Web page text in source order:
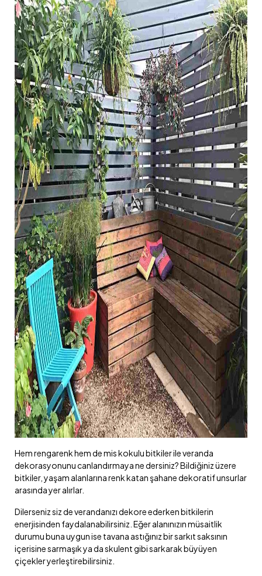
Hem rengarenk hem de mis kokulu bitkiler ile veranda
dekorasyonunu canlandırmaya ne dersiniz? Bildiğiniz üzere
bitkiler, yaşam alanlarına renk katan şahane dekoratif unsurlar
arasında yer alırlar.
Dilerseniz siz de verandanızı dekore ederken bitkilerin
enerjisinden faydalanabilirsiniz. Eğer alanınızın müsaitlik
durumu buna uygun ise tavana astığınız bir sarkıt saksının
içerisine sarmaşık ya da skulent gibi sarkarak büyüyen
çiçekler yerleştirebilirsiniz.